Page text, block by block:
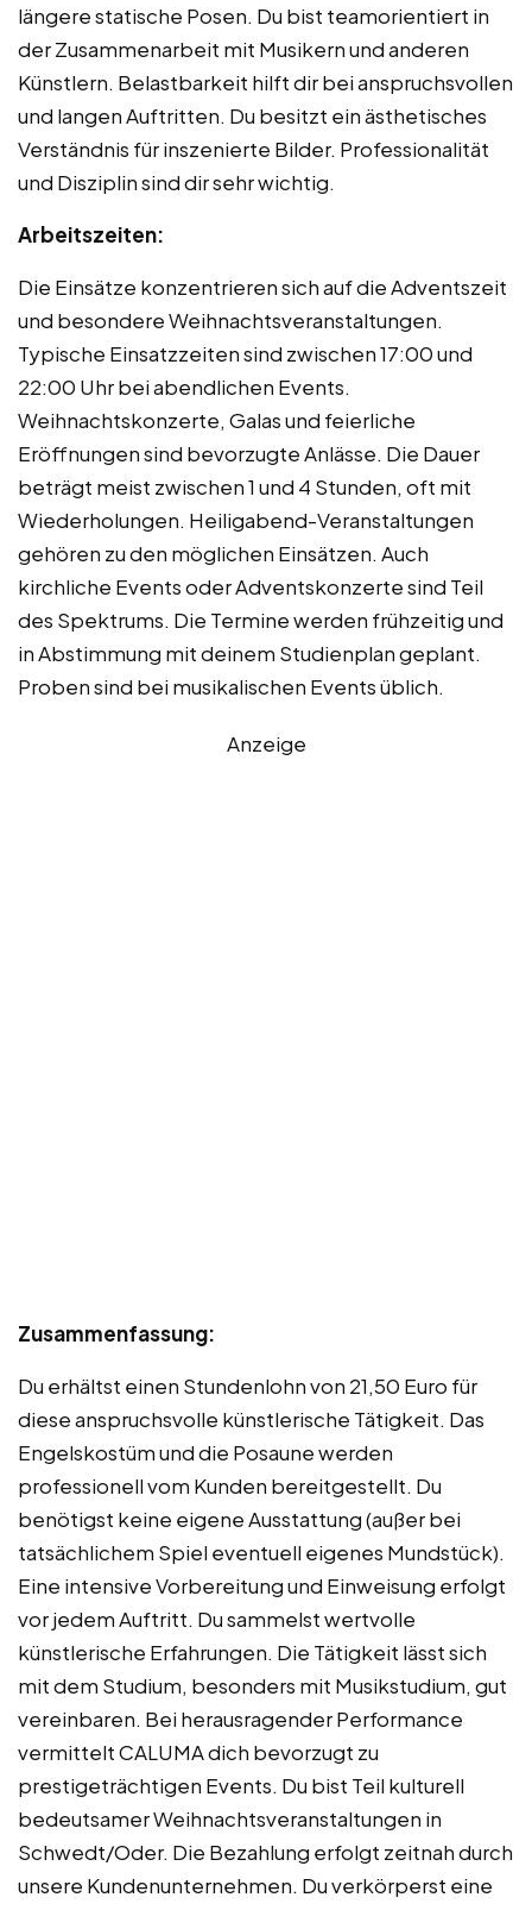
längere statische Posen. Du bist teamorientiert in
der Zusammenarbeit mit Musikern und anderen
Künstlern. Belastbarkeit hilft dir bei anspruchsvollen
und langen Auftritten. Du besitzt ein ästhetisches
Verständnis für inszenierte Bilder. Professionalität
und Disziplin sind dir sehr wichtig.
Arbeitszeiten:
Die Einsätze konzentrieren sich auf die Adventszeit
und besondere Weihnachtsveranstaltungen.
Typische Einsatzzeiten sind zwischen 17:00 und
22:00 Uhr bei abendlichen Events.
Weihnachtskonzerte, Galas und feierliche
Eröffnungen sind bevorzugte Anlässe. Die Dauer
beträgt meist zwischen 1 und 4 Stunden, oft mit
Wiederholungen. Heiligabend-Veranstaltungen
gehören zu den möglichen Einsätzen. Auch
kirchliche Events oder Adventskonzerte sind Teil
des Spektrums. Die Termine werden frühzeitig und
in Abstimmung mit deinem Studienplan geplant.
Proben sind bei musikalischen Events üblich.
Anzeige
Zusammenfassung:
Du erhältst einen Stundenlohn von 21,50 Euro für
diese anspruchsvolle künstlerische Tätigkeit. Das
Engelskostüm und die Posaune werden
professionell vom Kunden bereitgestellt. Du
benötigst keine eigene Ausstattung (außer bei
tatsächlichem Spiel eventuell eigenes Mundstück).
Eine intensive Vorbereitung und Einweisung erfolgt
vor jedem Auftritt. Du sammelst wertvolle
künstlerische Erfahrungen. Die Tätigkeit lässt sich
mit dem Studium, besonders mit Musikstudium, gut
vereinbaren. Bei herausragender Performance
vermittelt CALUMA dich bevorzugt zu
prestigeträchtigen Events. Du bist Teil kulturell
bedeutsamer Weihnachtsveranstaltungen in
Schwedt/Oder. Die Bezahlung erfolgt zeitnah durch
unsere Kundenunternehmen. Du verkörperst eine